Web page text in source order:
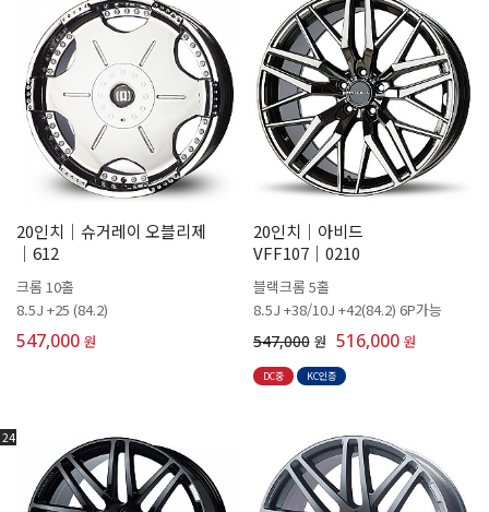
20인치│슈거레이 오블리제
│612
크롬 10홀
8.5J +25 (84.2)
547,000 원
20인치│아비드
VFF107│0210
블랙크롬 5홀
8.5J +38/10J +42(84.2) 6P가능
547,000 원 516,000 원
DC중 KC인증
24